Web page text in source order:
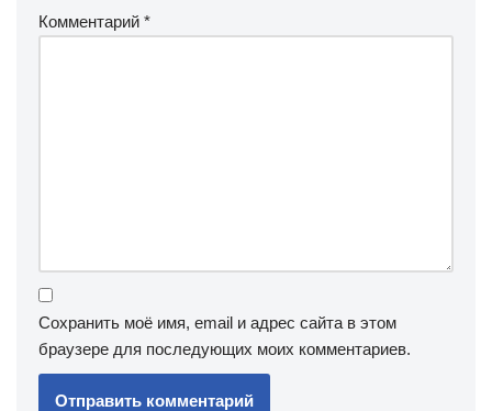
Комментарий *
Сохранить моё имя, email и адрес сайта в этом
браузере для последующих моих комментариев.